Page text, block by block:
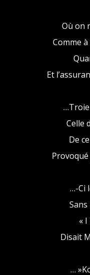
Où on
Comme
Et
…Troie
Celle
De
…-Ci
«
Disait
…